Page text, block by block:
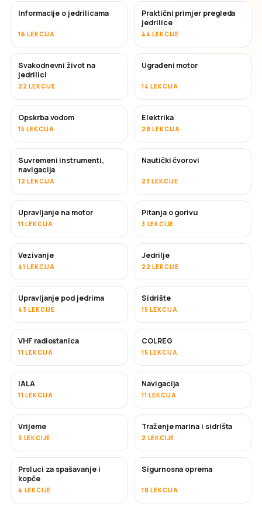
Informacije o jedrilicama
16 LEKCIJA
Praktični primjer pregleda
jedrilice
44 LEKCIJE
Svakodnevni život na
jedrilici
22 LEKCIJE
Ugrađeni motor
14 LEKCIJA
Opskrba vodom
15 LEKCIJA
Elektrika
28 LEKCIJA
Suvremeni instrumenti,
navigacija
12 LEKCIJA
Nautički čvorovi
23 LEKCIJE
Upravljanje na motor
11 LEKCIJA
Pitanja o gorivu
3 LEKCIJE
Vezivanje
41 LEKCIJA
Jedrilje
22 LEKCIJE
Upravljanje pod jedrima
43 LEKCIJE
Sidrište
15 LEKCIJA
VHF radiostanica
11 LEKCIJA
COLREG
15 LEKCIJA
IALA
11 LEKCIJA
Navigacija
11 LEKCIJA
Vrijeme
3 LEKCIJE
Traženje marina i sidrišta
2 LEKCIJE
Prsluci za spašavanje i
kopče
4 LEKCIJE
Sigurnosna oprema
18 LEKCIJA